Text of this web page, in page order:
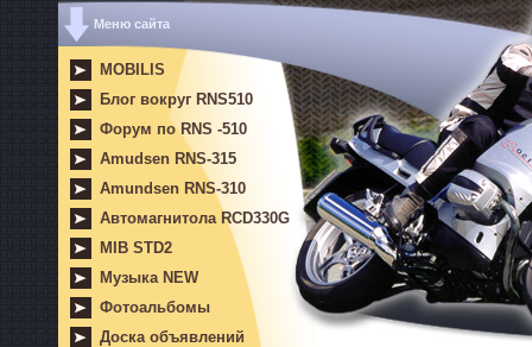
Меню сайта
MOBILIS
Блог вокруг RNS510
Форум по RNS -510
Amudsen RNS-315
Amundsen RNS-310
Автомагнитола RCD330G
MIB STD2
Музыка NEW
Фотоальбомы
Доска объявлений